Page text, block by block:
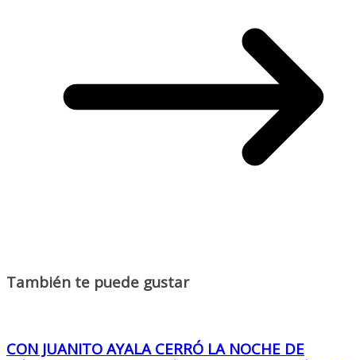
También te puede gustar
CON JUANITO AYALA CERRÓ LA NOCHE DE